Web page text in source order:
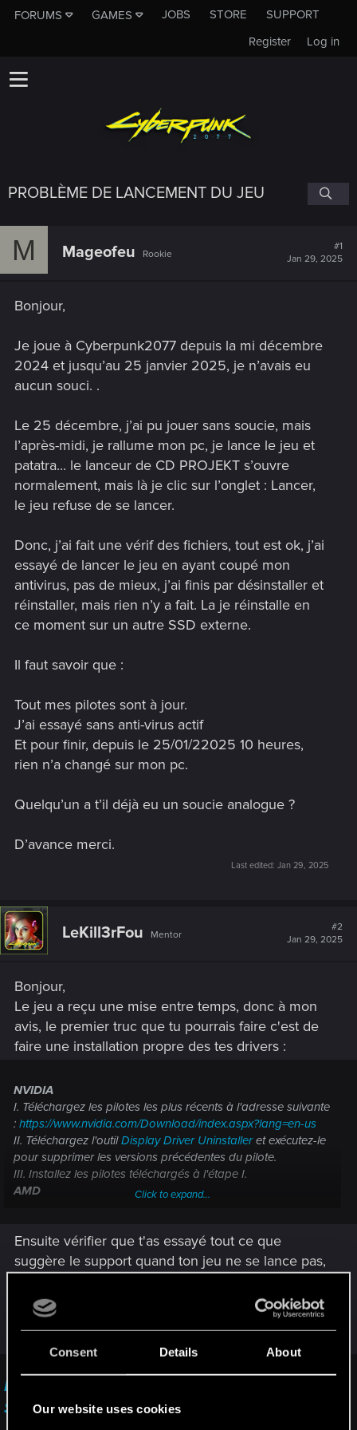
Consent Details About
Our website uses cookies
FORUMS GAMES JOBS STORE
SUPPORT
Log in
Register
PROBLÈME DE LANCEMENT DU JEU
M Mageofeu Rookie
#1
Jan 29, 2025
Bonjour,
Je joue à Cyberpunk2077 depuis la mi décembre
2024 et jusqu’au 25 janvier 2025, je n’avais eu
aucun souci. .
Le 25 décembre, j’ai pu jouer sans soucie, mais
l’après-midi, je rallume mon pc, je lance le jeu et
patatra... le lanceur de CD PROJEKT s’ouvre
normalement, mais là je clic sur l’onglet : Lancer,
le jeu refuse de se lancer.
Donc, j’ai fait une vérif des fichiers, tout est ok, j’ai
essayé de lancer le jeu en ayant coupé mon
antivirus, pas de mieux, j’ai finis par désinstaller et
réinstaller, mais rien n’y a fait. La je réinstalle en
ce moment sur un autre SSD externe.
Il faut savoir que :
Tout mes pilotes sont à jour.
J’ai essayé sans anti-virus actif
Et pour finir, depuis le 25/01/22025 10 heures,
rien n’a changé sur mon pc.
Quelqu’un a t’il déjà eu un soucie analogue ?
D’avance merci.
Last edited: Jan 29, 2025
LeKill3rFou Mentor
#2
Jan 29, 2025
Bonjour,
Le jeu a reçu une mise entre temps, donc à mon
avis, le premier truc que tu pourrais faire c'est de
faire une installation propre des tes drivers :
NVIDIA
I. Téléchargez les pilotes les plus récents à l'adresse suivante
: https://www.nvidia.com/Download/index.aspx?lang=en-us
II. Téléchargez l'outilDisplay Driver Uninstalleret exécutez-le
pour supprimer les versions précédentes du pilote.
III. Installez les pilotes téléchargés à l'étape I.
AMD
II. Téléchargez et installez les pilotes les plus récents
disponibles ici : https://www.amd.com/en/support
Click to expand...
Ensuite vérifier que t'as essayé tout ce que
suggère le support quand ton jeu ne se lance pas,
toujours, directement envoyer un ticket au
support en utilisant le bouton "Contactez Nous" en
Le jeu ne se lance pas — Cyberpunk 2077 |
Support technique — CD PROJEKT RED